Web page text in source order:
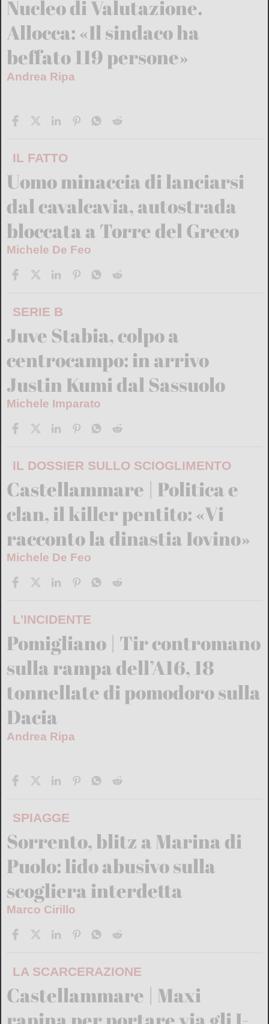
Nucleo di Valutazione.
Allocca: «Il sindaco ha
beffato 119 persone»
Andrea Ripa
IL FATTO
Uomo minaccia di lanciarsi
dal cavalcavia, autostrada
bloccata a Torre del Greco
Michele De Feo
SERIE B
Juve Stabia, colpo a
centrocampo: in arrivo
Justin Kumi dal Sassuolo
Michele Imparato
IL DOSSIER SULLO SCIOGLIMENTO
Castellammare | Politica e
clan, il killer pentito: «Vi
racconto la dinastia Iovino»
Michele De Feo
L'INCIDENTE
Pomigliano | Tir contromano
sulla rampa dell’A16, 18
tonnellate di pomodoro sulla
Dacia
Andrea Ripa
SPIAGGE
Sorrento, blitz a Marina di
Puolo: lido abusivo sulla
scogliera interdetta
Marco Cirillo
LA SCARCERAZIONE
Castellammare | Maxi